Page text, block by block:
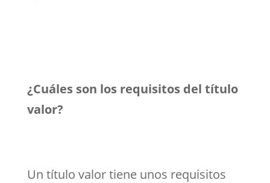
¿Cuáles son los requisitos del título
valor?
Un título valor tiene unos requisitos